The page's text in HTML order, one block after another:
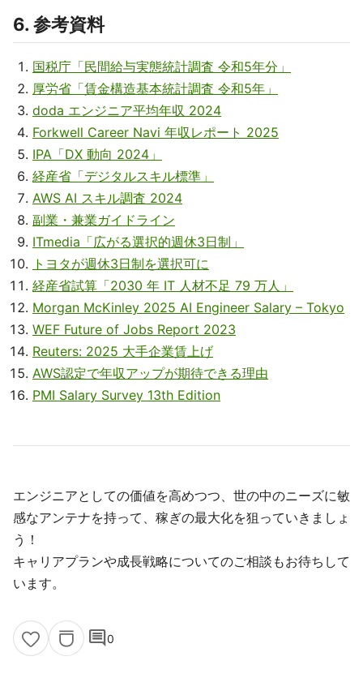
6. 参考資料
国税庁「民間給与実態統計調査 令和5年分」
厚労省「賃金構造基本統計調査 令和5年」
doda エンジニア平均年収 2024
Forkwell Career Navi 年収レポート 2025
IPA「DX 動向 2024」
経産省「デジタルスキル標準」
AWS AI スキル調査 2024
副業・兼業ガイドライン
ITmedia「広がる選択的週休3日制」
トヨタが週休3日制を選択可に
経産省試算「2030 年 IT 人材不足 79 万人」
Morgan McKinley 2025 AI Engineer Salary – Tokyo
WEF Future of Jobs Report 2023
Reuters: 2025 大手企業賃上げ
AWS認定で年収アップが期待できる理由
PMI Salary Survey 13th Edition
エンジニアとしての価値を高めつつ、世の中のニーズに敏
感なアンテナを持って、稼ぎの最大化を狙っていきましょ
う！
キャリアプランや成長戦略についてのご相談もお待ちして
います。
comment0